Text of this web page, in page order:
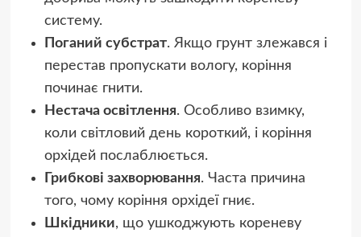
систему.
Поганий субстрат. Якщо грунт злежався і
перестав пропускати вологу, коріння
починає гнити.
Нестача освітлення. Особливо взимку,
коли світловий день короткий, і коріння
орхідей послаблюється.
Грибкові захворювання. Часта причина
того, чому коріння орхідеї гниє.
Шкідники, що ушкоджують кореневу